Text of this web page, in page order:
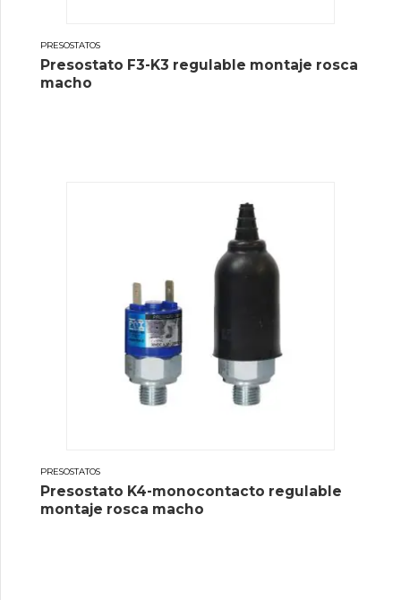
PRESOSTATOS
Presostato F3-K3 regulable montaje rosca
macho
PRESOSTATOS
Presostato K4-monocontacto regulable
montaje rosca macho